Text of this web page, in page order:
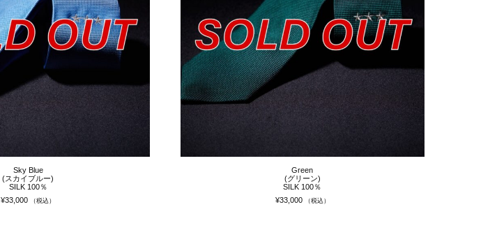
Sky Blue
(スカイブルー)
SILK 100％
¥33,000 （税込）
Green
(グリーン)
SILK 100％
¥33,000 （税込）